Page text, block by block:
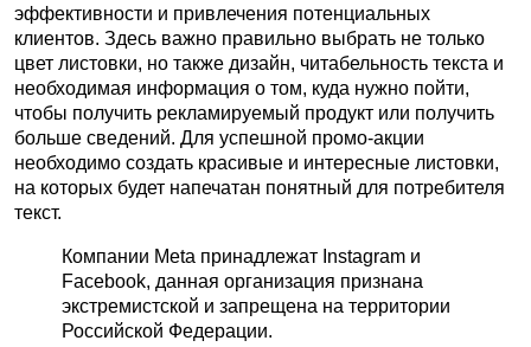
эффективности и привлечения потенциальных
клиентов. Здесь важно правильно выбрать не только
цвет листовки, но также дизайн, читабельность текста и
необходимая информация о том, куда нужно пойти,
чтобы получить рекламируемый продукт или получить
больше сведений. Для успешной промо-акции
необходимо создать красивые и интересные листовки,
на которых будет напечатан понятный для потребителя
текст.
Компании Meta принадлежат Instagram и
Facebook, данная организация признана
экстремистской и запрещена на территории
Российской Федерации.